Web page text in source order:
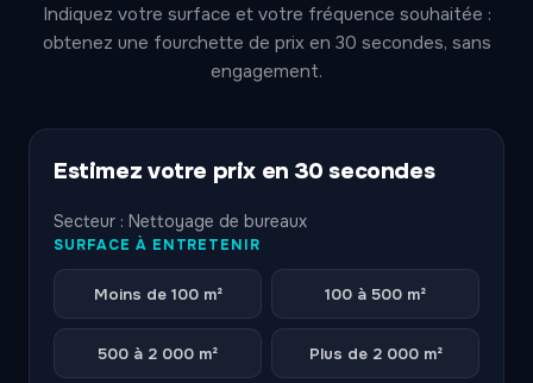
Indiquez votre surface et votre fréquence souhaitée :
obtenez une fourchette de prix en 30 secondes, sans
engagement.
Estimez votre prix en 30 secondes
Secteur : Nettoyage de bureaux
SURFACE À ENTRETENIR
Moins de 100 m² 100 à 500 m²
500 à 2 000 m² Plus de 2 000 m²